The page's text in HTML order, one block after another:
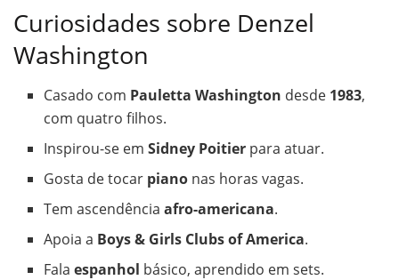
Curiosidades sobre Denzel
Washington
Casado com Pauletta Washington desde 1983,
com quatro filhos.
Inspirou-se emSidney Poitier para atuar.
Gosta de tocar piano nas horas vagas.
Tem ascendênciaafro-americana.
Apoia a Boys & Girls Clubs of America.
Falaespanhol básico, aprendido em sets.